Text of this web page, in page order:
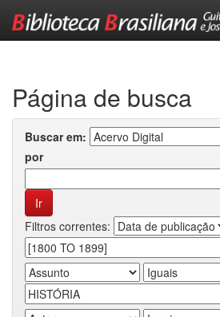
Página de busca
Buscar em:
por
Filtros correntes: